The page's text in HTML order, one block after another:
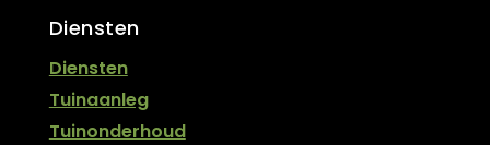
Diensten
Diensten
Tuinaanleg
Tuinonderhoud